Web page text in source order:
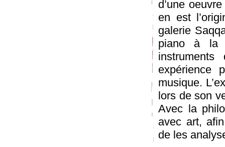
d’une
en est
galerie
piano à la
expérience
musique.
lors de son
Avec la
avec art,
de les